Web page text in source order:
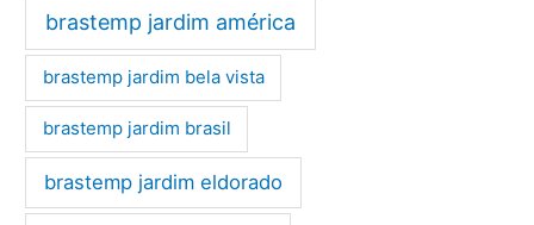
brastemp jardim américa
brastemp jardim bela vista
brastemp jardim brasil
brastemp jardim eldorado